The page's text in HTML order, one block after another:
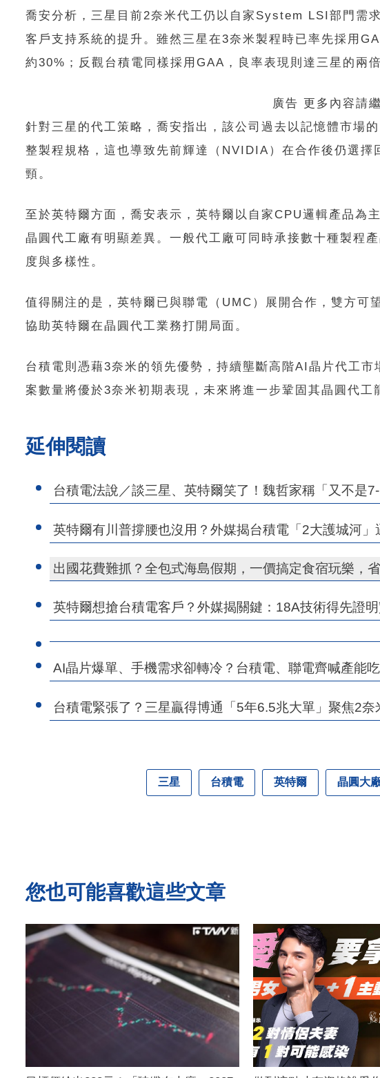
喬安分析，三星目前2奈米代工仍以自家System LSI部門需
客戶支持系統的提升。雖然三星在3奈米製程時已率先採用
約30%；反觀台積電同樣採用GAA，良率表現則達三星的兩倍
廣告 更多內容請
針對三星的代工策略，喬安指出，該公司過去以記憶體市場
整製程規格，這也導致先前輝達（NVIDIA）在合作後仍選
頸。
至於英特爾方面，喬安表示，英特爾以自家CPU邏輯產品為
晶圓代工廠有明顯差異。一般代工廠可同時承接數十種製程
度與多樣性。
值得關注的是，英特爾已與聯電（UMC）展開合作，雙方可
協助英特爾在晶圓代工業務打開局面。
台積電則憑藉3奈米的領先優勢，持續壟斷高階AI晶片代工
案數量將優於3奈米初期表現，未來將進一步鞏固其晶圓代工
延伸閱讀
台積電法說／談三星、英特爾笑了！魏哲家稱「又不
英特爾有川普撐腰也沒用？外媒揭台積電「2大護城河
出國花費難抓？全包式海島假期，一價搞定食宿玩樂，
英特爾想搶台積電客戶？外媒揭關鍵：18A技術得先證明
AI晶片爆單、手機需求卻轉冷？台積電、聯電齊喊產能
台積電緊張了？三星贏得博通「5年6.5兆大單」聚焦2
三星 台積電 英特爾 晶圓大
您也可能喜歡這些文章